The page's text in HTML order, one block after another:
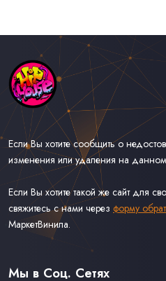
Если Вы хотите сообщить о
изменения или удаления на данном
Если Вы хотите такой же сайт для
свяжитесь с нами через форму
МаркетВинила.
Каталог Музыки на Виниле В
Доставка и Оплата
Мы в Соц. Сетях